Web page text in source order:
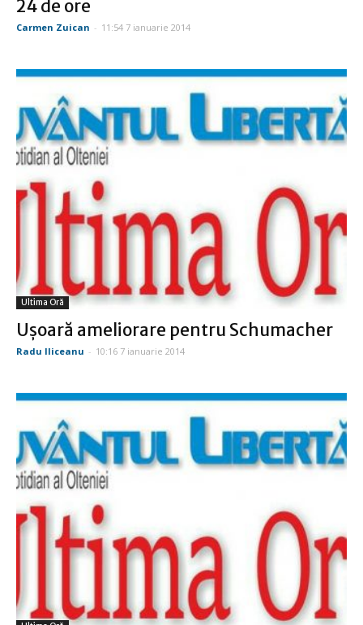
24 de ore
Carmen Zuican - 11:54 7 ianuarie 2014
Ultima Oră
Uşoară ameliorare pentru Schumacher
Radu Iliceanu - 10:16 7 ianuarie 2014